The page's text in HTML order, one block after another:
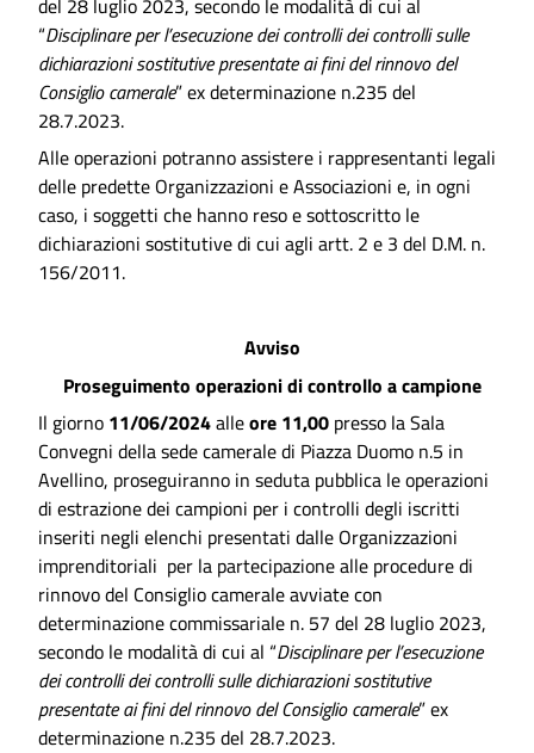
“Disciplinare per l’esecuzione dei controlli dei controlli sulle
dichiarazioni sostitutive presentate ai fini del rinnovo del
Consiglio camerale” ex determinazione n.235 del
28.7.2023.
Alle operazioni potranno assistere i rappresentanti legali
delle predette Organizzazioni e Associazioni e, in ogni
caso, i soggetti che hanno reso e sottoscritto le
dichiarazioni sostitutive di cui agli artt. 2 e 3 del D.M. n.
156/2011.
Avviso
Proseguimento operazioni di controllo a campione
Il giorno 11/06/2024alleore 11,00 presso la Sala
Convegni della sede camerale di Piazza Duomo n.5 in
Avellino, proseguiranno in seduta pubblica le operazioni
di estrazione dei campioni per i controlli degli iscritti
inseriti negli elenchi presentati dalle Organizzazioni
imprenditoriali per la partecipazione alle procedure di
rinnovo del Consiglio camerale avviate con
determinazione commissariale n. 57 del 28 luglio 2023,
secondo le modalità di cui al “Disciplinare per l’esecuzione
dei controlli dei controlli sulle dichiarazioni sostitutive
presentate ai fini del rinnovo del Consiglio camerale” ex
determinazione n.235 del 28.7.2023.